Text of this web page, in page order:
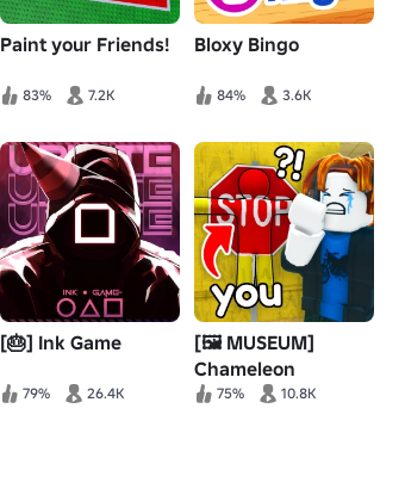
Paint your Friends!
83% 7.2K
Bloxy Bingo
84% 3.6K
[🎂] Ink Game
79% 26.4K
[🖼️ MUSEUM]
Chameleon
75% 10.8K